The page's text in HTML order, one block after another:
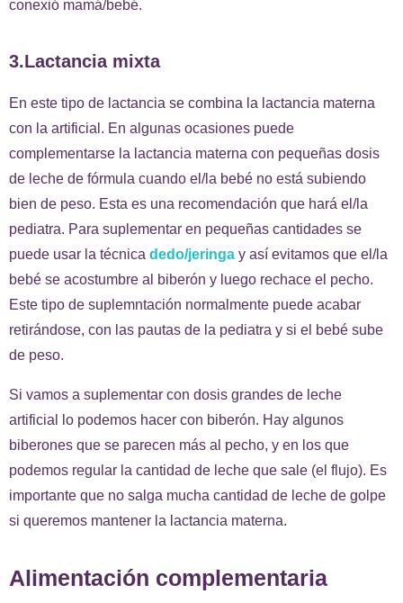
conexió mamá/bebé.
3.Lactancia mixta
En este tipo de lactancia se combina la lactancia materna
con la artificial. En algunas ocasiones puede
complementarse la lactancia materna con pequeñas dosis
de leche de fórmula cuando el/la bebé no está subiendo
bien de peso. Esta es una recomendación que hará el/la
pediatra. Para suplementar en pequeñas cantidades se
puede usar la técnica dedo/jeringa y así evitamos que el/la
bebé se acostumbre al biberón y luego rechace el pecho.
Este tipo de suplemntación normalmente puede acabar
retirándose, con las pautas de la pediatra y si el bebé sube
de peso.
Si vamos a suplementar con dosis grandes de leche
artificial lo podemos hacer con biberón. Hay algunos
biberones que se parecen más al pecho, y en los que
podemos regular la cantidad de leche que sale (el flujo). Es
importante que no salga mucha cantidad de leche de golpe
si queremos mantener la lactancia materna.
Alimentación complementaria